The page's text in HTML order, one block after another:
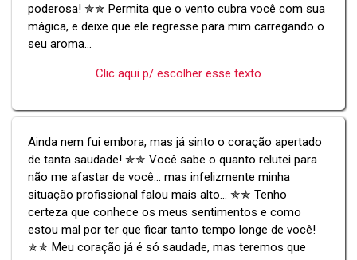
poderosa! ✯✯ Permita que o vento cubra você com sua
mágica, e deixe que ele regresse para mim carregando o
seu aroma...
Clic aqui p/ escolher esse texto
Ainda nem fui embora, mas já sinto o coração apertado
de tanta saudade! ✯✯ Você sabe o quanto relutei para
não me afastar de você... mas infelizmente minha
situação profissional falou mais alto... ✯✯ Tenho
certeza que conhece os meus sentimentos e como
estou mal por ter que ficar tanto tempo longe de você!
✯✯ Meu coração já é só saudade, mas teremos que